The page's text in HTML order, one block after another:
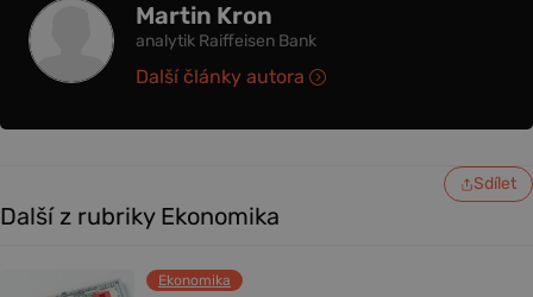
Martin Kron
analytik Raiffeisen Bank
Další články autora
Sdílet
Další z rubriky Ekonomika
Ekonomika